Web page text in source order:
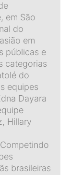
em São
do
em
públicas e
categorias
do
equipes
Dayara
Hillary
brasileiras